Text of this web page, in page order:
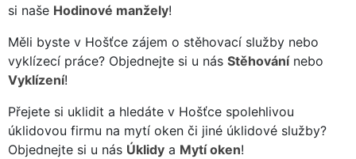
si naše Hodinové manžely!
Měli byste v Hošťce zájem o stěhovací služby nebo
vyklízecí práce? Objednejte si u nás Stěhovánínebo
Vyklízení!
Přejete si uklidit a hledáte v Hošťce spolehlivou
úklidovou firmu na mytí oken či jiné úklidové služby?
Objednejte si u nás Úklidy a Mytí oken!